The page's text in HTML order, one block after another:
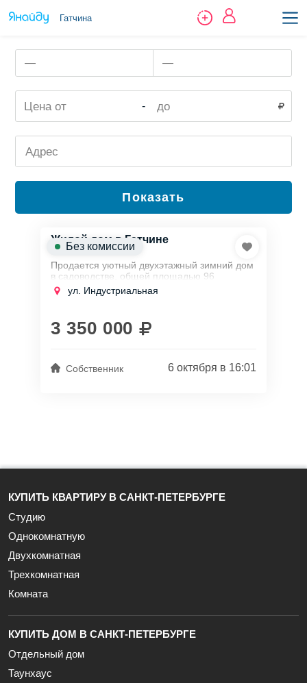
Гатчина
— —
-
Показать
Жилой дом в Гатчине
Продается уютный двухэтажный зимний дом
в садоводстве, общей площадью 96
квадратных метров, расположенный на
участке в 6 соток.
ул. Индустриальная
3 350 000
Собственник 6 октября в 16:01
Без комиссии
КУПИТЬ КВАРТИРУ В САНКТ-ПЕТЕРБУРГЕ
Студию
Однокомнатную
Двухкомнатная
Трехкомнатная
Комната
КУПИТЬ ДОМ В САНКТ-ПЕТЕРБУРГЕ
Отдельный дом
Таунхаус